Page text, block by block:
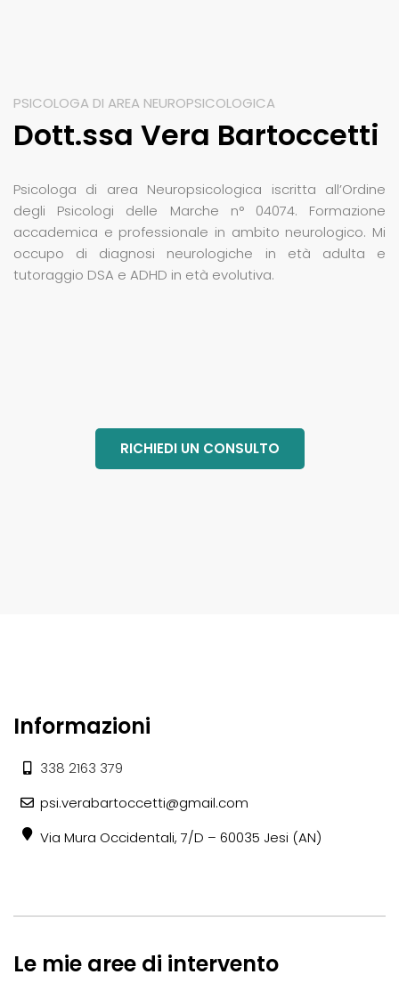
PSICOLOGA DI AREA NEUROPSICOLOGICA
Dott.ssa Vera Bartoccetti
Psicologa di area Neuropsicologica iscritta all’Ordine
degli Psicologi delle Marche n° 04074. Formazione
accademica e professionale in ambito neurologico. Mi
occupo di diagnosi neurologiche in età adulta e
tutoraggio DSA e ADHD in età evolutiva.
RICHIEDI UN CONSULTO
Informazioni
338 2163 379
psi.verabartoccetti@gmail.com
Via Mura Occidentali, 7/D – 60035 Jesi (AN)
Le mie aree di intervento